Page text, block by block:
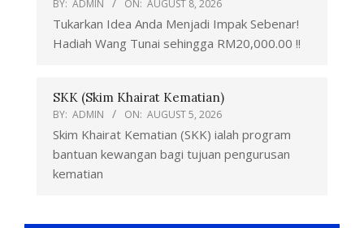
BY: ADMIN ON: AUGUST 8, 2026
Tukarkan Idea Anda Menjadi Impak Sebenar!
Hadiah Wang Tunai sehingga RM20,000.00 !!
SKK (Skim Khairat Kematian)
BY: ADMIN ON: AUGUST 5, 2026
Skim Khairat Kematian (SKK) ialah program
bantuan kewangan bagi tujuan pengurusan
kematian